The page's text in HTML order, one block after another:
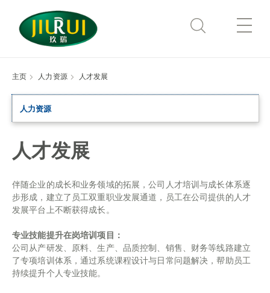
Content
Show
Menu
公司简介
公司简介
玖瑞文化
研发服务
研发中心
猪先生服务平台
母仔健康一体化方案
妊娠母猪亚健康解决方案
复合维生素预混合饲料
国际贸易
核心预混料
人才理念
人才招聘
员工风采
新闻资讯
中文版
Search
the
Site
主页 人力资源 人才发展
人力资源
人才发展
伴随企业的成长和业务领域的拓展，公司人才培训与成长体系逐
步形成，建立了员工双重职业发展通道，员工在公司提供的人才
发展平台上不断获得成长。
专业技能提升在岗培训项目：
公司从产研发、原料、生产、品质控制、销售、财务等线路建立
了专项培训体系，通过系统课程设计与日常问题解决，帮助员工
持续提升个人专业技能。